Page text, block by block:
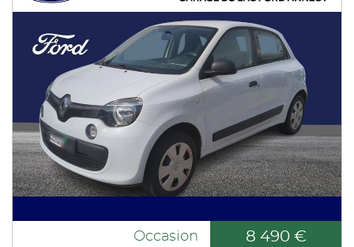
Occasion 8 490 €